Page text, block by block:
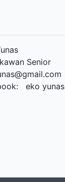
Senior
eko yunas